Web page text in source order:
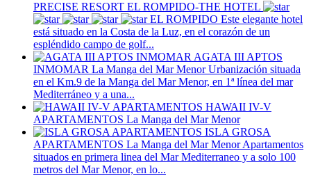
PRECISE RESORT EL ROMPIDO-THE HOTEL
EL ROMPIDO Este elegante hotel
está situado en la Costa de la Luz, en el corazón de un
espléndido campo de golf...
AGATA III APTOS
INMOMAR La Manga del Mar Menor Urbanización situada
en el Km.9 de la Manga del Mar Menor, en 1ª línea del mar
Mediterráneo y a una...
HAWAII IV-V
APARTAMENTOS La Manga del Mar Menor
ISLA GROSA
APARTAMENTOS La Manga del Mar Menor Apartamentos
situados en primera linea del Mar Mediterraneo y a solo 100
metros del Mar Menor, en lo...